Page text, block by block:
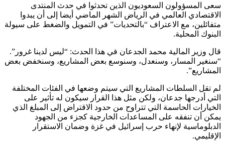
سعى المسؤولون السعوديون الذين تحدثوا في حدث المنتدى
الاقتصادي العالمي في الرياض الشهر الماضي أيضا إلى أن يبدوا
متفائلين، مع الاعتراف “بالتحديات” في التمويل والضغط على سيولة
البنوك المحلية.
قال وزير المالية محمد الجدعان في هذا الحدث: “ليس لدينا غرور”.
“سنغير المسار، وسنعدل، وسنوسع بعض المشاريع، وسنخفض بعض
المشاريع”.
لم تقل السلطات المشاريع التي سيتم وضعها في الفئات المختلفة
التي أدرجها جدعان، ولكن مثل هذا القرار سيكون له تأثير على
الخيارات الحاسمة التي تتراوح من حدود الاقتراض إلى المبلغ الذي
يمكن أن تنفقه على المساعدات الخارجية كجزء من الجهود
الدبلوماسية لإنهاء حرب إسرائيل في غزة وضمان الاستقرار
الإقليمي.